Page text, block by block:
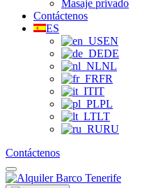
Masaje privado
Contáctenos
ES
EN
DE
NL
FR
IT
PL
LT
RU
Contáctenos